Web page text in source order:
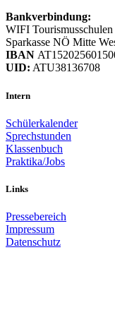
Bankverbindung:
WIFI Tourismusschulen
Sparkasse NÖ Mitte
IBAN
UID: ATU38136708
Intern
Schülerkalender
Sprechstunden
Klassenbuch
Praktika/Jobs
Links
Pressebereich
Impressum
Datenschutz